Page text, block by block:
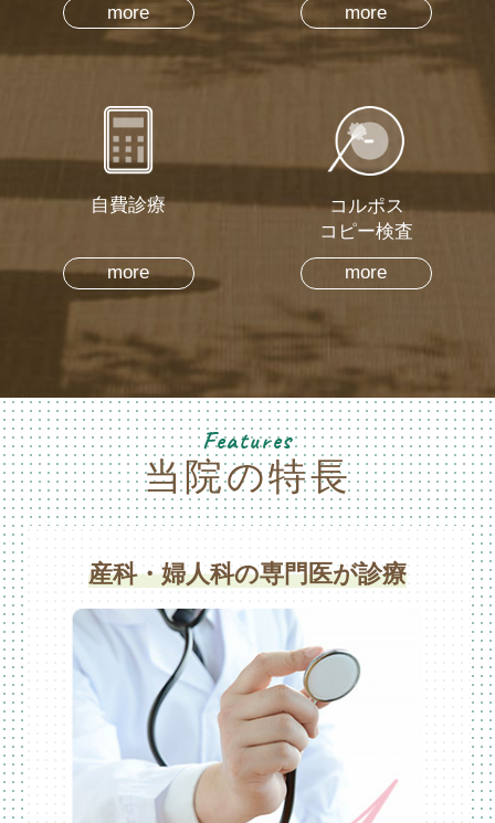
more more
自費診療
more
コルポス
コピー検査
more
Features
当院の特長
産科・婦人科の専門医が診療